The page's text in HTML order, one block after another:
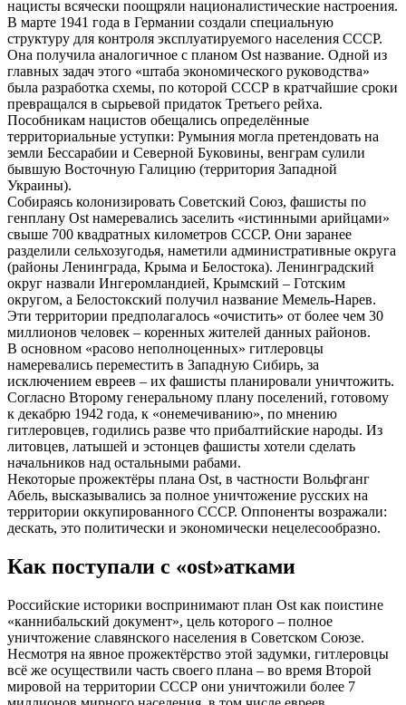
нацисты всячески поощряли националистические настроения.
В марте 1941 года в Германии создали специальную
структуру для контроля эксплуатируемого населения СССР.
Она получила аналогичное с планом Ost название. Одной из
главных задач этого «штаба экономического руководства»
была разработка схемы, по которой СССР в кратчайшие сроки
превращался в сырьевой придаток Третьего рейха.
Пособникам нацистов обещались определённые
территориальные уступки: Румыния могла претендовать на
земли Бессарабии и Северной Буковины, венграм сулили
бывшую Восточную Галицию (территория Западной
Украины).
Собираясь колонизировать Советский Союз, фашисты по
генплану Ost намеревались заселить «истинными арийцами»
свыше 700 квадратных километров СССР. Они заранее
разделили сельхозугодья, наметили административные округа
(районы Ленинграда, Крыма и Белостока). Ленинградский
округ назвали Ингеромландией, Крымский – Готским
округом, а Белостокский получил название Мемель-Нарев.
Эти территории предполагалось «очистить» от более чем 30
миллионов человек – коренных жителей данных районов.
В основном «расово неполноценных» гитлеровцы
намеревались переместить в Западную Сибирь, за
исключением евреев – их фашисты планировали уничтожить.
Согласно Второму генеральному плану поселений, готовому
к декабрю 1942 года, к «онемечиванию», по мнению
гитлеровцев, годились разве что прибалтийские народы. Из
литовцев, латышей и эстонцев фашисты хотели сделать
начальников над остальными рабами.
Некоторые прожектёры плана Ost, в частности Вольфганг
Абель, высказывались за полное уничтожение русских на
территории оккупированного СССР. Оппоненты возражали:
дескать, это политически и экономически нецелесообразно.
Как поступали с «оst»атками
Российские историки воспринимают план Ost как поистине
«каннибальский документ», цель которого – полное
уничтожение славянского населения в Советском Союзе.
Несмотря на явное прожектёрство этой задумки, гитлеровцы
всё же осуществили часть своего плана – во время Второй
мировой на территории СССР они уничтожили более 7